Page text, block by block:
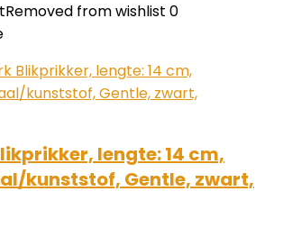
Removed from wishlist 0
lengte: 14 cm,
kunststof, Gentle, zwart,